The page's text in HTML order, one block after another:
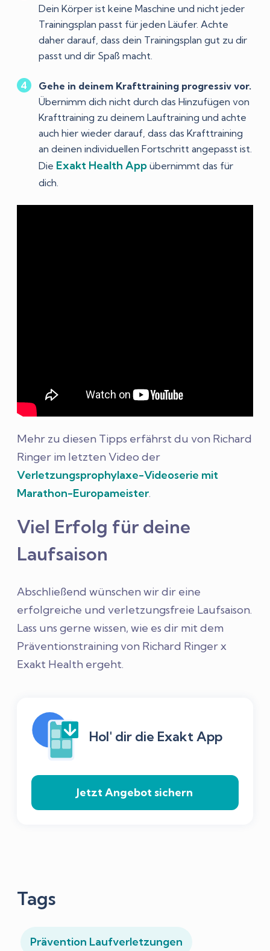
Dein Körper ist keine Maschine und nicht jeder
Trainingsplan passt für jeden Läufer. Achte
daher darauf, dass dein Trainingsplan gut zu dir
passt und dir Spaß macht.
Gehe in deinem Krafttraining progressiv vor.
Übernimm dich nicht durch das Hinzufügen von
Krafttraining zu deinem Lauftraining und achte
auch hier wieder darauf, dass das Krafttraining
an deinen individuellen Fortschritt angepasst ist.
Die Exakt Health App übernimmt das für
dich.
Mehr zu diesen Tipps erfährst du von Richard
Ringer im letzten Video der
Verletzungsprophylaxe-Videoserie mit
Marathon-Europameister.
Viel Erfolg für deine
Laufsaison
Abschließend wünschen wir dir eine
erfolgreiche und verletzungsfreie Laufsaison.
Lass uns gerne wissen, wie es dir mit dem
Präventionstraining von Richard Ringer x
Exakt Health ergeht.
Hol' dir die Exakt App
Jetzt Angebot sichern
Tags
Prävention Laufverletzungen